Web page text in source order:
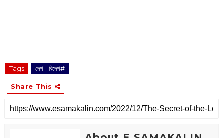
Tags দেশ - বিদেশ#
Share This